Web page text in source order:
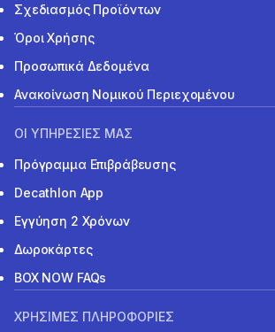
Σχεδιασμός Προϊόντων
Όροι Χρήσης
Προσωπικά Δεδομένα
Ανακοίνωση Νομικού Περιεχομένου
ΟΙ ΥΠΗΡΕΣΙΕΣ ΜΑΣ
Πρόγραμμα Επιβράβευσης
Decathlon App
Εγγύηση 2 Χρόνων
Δωροκάρτες
BOX NOW FAQs
ΧΡΗΣΙΜΕΣ ΠΛΗΡΟΦΟΡΙΕΣ